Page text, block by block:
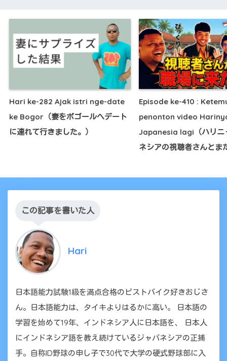
Hari ke-282 Ajak istri nge-date
ke Bogor（妻をボゴールへデート
に連れて行きました。）
Episode ke-410 :
penonton video
Japanesia lagi（ハリニ
ネシアの視聴者さんとま
この記事を書いた人
Hari
日本語能力試験1級を満点合格のピストバイク好きおじさ
ん。日本語能力は、タイキよりはるかに高い。 日本語の
学習を始めて19年、インドネシア人に日本語を、 日本人
にインドネシア語を教え続けているジャパネシアの正捕
手。自称ID野球の申し子で30代で大学の硬式野球部に入